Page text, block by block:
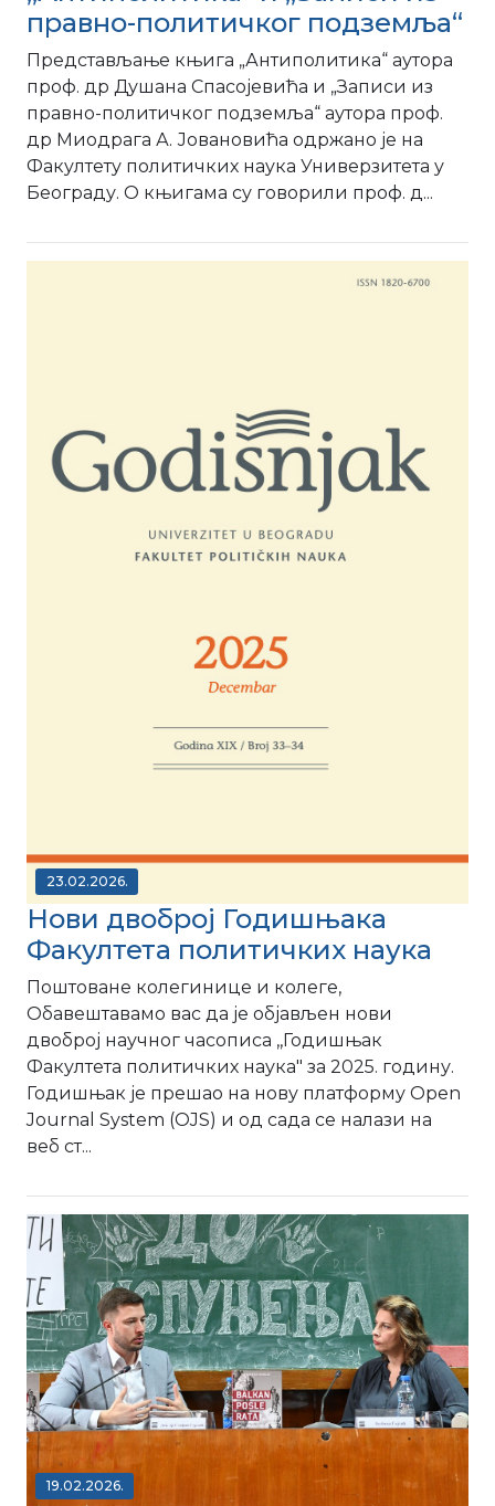
правно-политичког подземља“
Представљање књига „Антиполитика“ аутора
проф. др Душана Спасојевића и „Записи из
правно-политичког подземља“ аутора проф.
др Миодрага А. Јовановића одржанo је на
Факултету политичких наука Универзитета у
Београду. О књигама су говорили проф. д...
23.02.2026.
Нови двоброј Годишњака
Факултета политичких наука
Поштоване колегинице и колеге,
Обавештавамо вас да је објављен нови
двоброј научног часописа ,,Годишњак
Факултета политичких наука" за 2025. годину.
Годишњак је прешао на нову платформу Open
Journal System (OJS) и од сада се налази на
веб ст...
19.02.2026.